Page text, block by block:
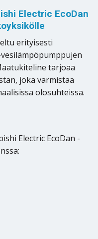
Electric EcoDan
erityisesti
tarjoaa
joka varmistaa
olosuhteissa.
Electric EcoDan -